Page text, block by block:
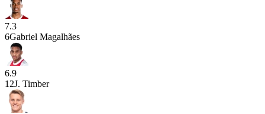
7.3
6Gabriel Magalhães
6.9
12J. Timber